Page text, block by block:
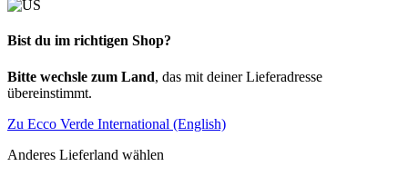
Bist du im richtigen Shop?
Bitte wechsle zum Land, das mit deiner Lieferadresse
übereinstimmt.
Zu Ecco Verde International (English)
Anderes Lieferland wählen